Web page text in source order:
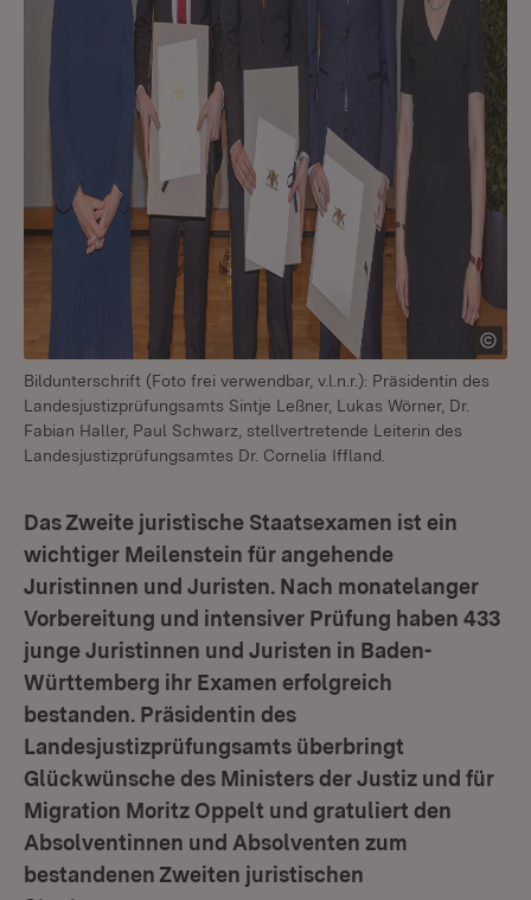
Bildunterschrift (Foto frei verwendbar, v.l.n.r.): Präsidentin des
Landesjustizprüfungsamts Sintje Leßner, Lukas Wörner, Dr.
Fabian Haller, Paul Schwarz, stellvertretende Leiterin des
Landesjustizprüfungsamtes Dr. Cornelia Iffland.
Das Zweite juristische Staatsexamen ist ein
wichtiger Meilenstein für angehende
Juristinnen und Juristen. Nach monatelanger
Vorbereitung und intensiver Prüfung haben 433
junge Juristinnen und Juristen in Baden-
Württemberg ihr Examen erfolgreich
bestanden. Präsidentin des
Landesjustizprüfungsamts überbringt
Glückwünsche des Ministers der Justiz und für
Migration Moritz Oppelt und gratuliert den
Absolventinnen und Absolventen zum
bestandenen Zweiten juristischen